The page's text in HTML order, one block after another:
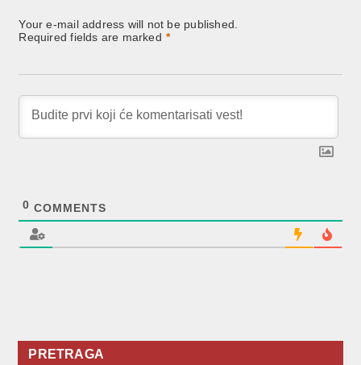
Your e-mail address will not be published.
Required fields are marked *
0 COMMENTS
PRETRAGA